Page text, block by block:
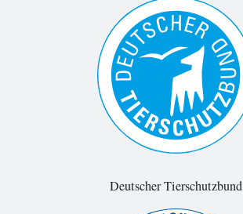
Deutscher Tierschutzbund